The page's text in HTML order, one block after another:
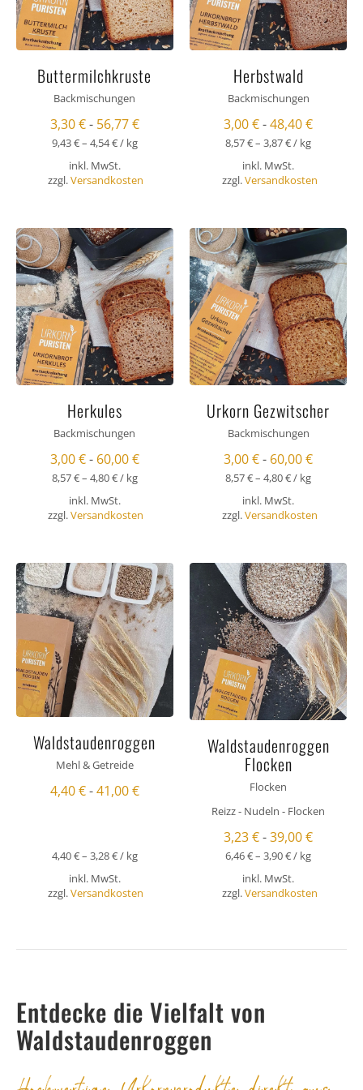
Buttermilchkruste
Backmischungen
3,30€- 56,77€
9,43€– 4,54€/ kg
inkl. MwSt.
zzgl.Versandkosten
Herbstwald
Backmischungen
3,00€-48,40€
8,57€– 3,87€/ kg
inkl. MwSt.
zzgl.Versandkosten
Herkules
Backmischungen
3,00€- 60,00€
8,57€– 4,80€/ kg
inkl. MwSt.
zzgl.Versandkosten
Urkorn Gezwitscher
Backmischungen
3,00€- 60,00€
8,57€– 4,80€/ kg
inkl. MwSt.
zzgl.Versandkosten
Waldstaudenroggen
Mehl & Getreide
4,40€-41,00€
4,40€– 3,28€/ kg
inkl. MwSt.
zzgl.Versandkosten
Waldstaudenroggen
Flocken
Flocken
Reizz - Nudeln - Flocken
3,23€-39,00€
6,46€– 3,90€/ kg
inkl. MwSt.
zzgl.Versandkosten
Entdecke die Vielfalt von
Waldstaudenroggen